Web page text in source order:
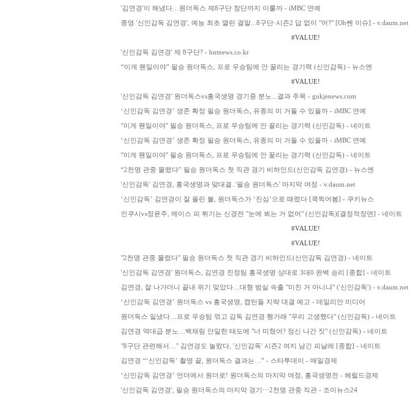
'김연경'이 해냈다…원더독스 제8구단 창단까지 이룰까 - iMBC 연예
종영 '신인감독 김연경', 예능 최초 열린 결말...8구단·시즌2 답 없이 "어?" [Oh쎈 이슈] - v.daum.net
#VALUE!
'신인감독 김연경' 제 8구단? - bntnews.co.kr
“이게 웬일이야” 필승 원더독스, 프로 우승팀에 안 꿀리는 경기력 (신인감독) - 뉴스엔
#VALUE!
'신인감독 김연경' 원더독스vs흥국생명 경기중 분노...결과 주목 - gukjenews.com
‘신인감독 김연경’ 생존 확정 필승 원더독스, 유종의 미 거둘 수 있을까 - iMBC 연예
"이게 웬일이야" 필승 원더독스, 프로 우승팀에 안 꿀리는 경기력 (신인감독) - 네이트
‘신인감독 김연경’ 생존 확정 필승 원더독스, 유종의 미 거둘 수 있을까 - iMBC 연예
"이게 웬일이야" 필승 원더독스, 프로 우승팀에 안 꿀리는 경기력 (신인감독) - 네이트
“2천명 관중 몰렸다” 필승 원더독스 첫 직관 경기 비하인드(신인감독 김연경) - 뉴스엔
'신인감독' 김연경, 흥국생명과 맞대결..'필승 원더독스' 마지막 여정 - v.daum.net
‘신인감독’ 김연경이 잘 올린 볼, 원더독스가 ‘진심’으로 때렸다 [쿡찍어봄] - 쿠키뉴스
인쿠시vs정윤주, 에이스 피 튀기는 신경전 "눈에 뵈는 거 없어" (신인감독)[결정적장면] - 네이트
#VALUE!
#VALUE!
"2천명 관중 몰렸다" 필승 원더독스 첫 직관 경기 비하인드(신인감독 김연경) - 네이트
'신인감독 김연경' 원더독스, 김연경 친정팀 흥국생명 상대로 3대0 완벽 승리 [종합] - 네이트
김연경, 잘 나가더니 끝내 위기 맞았다…대형 범실 속출 "미친 거 아니냐" ('신인감독') - v.daum.net
‘신인감독 김연경’ 원더독스 vs 흥국생명, 캡틴들 지략 대결 예고 - 데일리안 미디어
원더독스 일냈다…프로 우승팀 꺾고 감독 김연경 헹가래 "우리 고생했다" (신인감독) - 네이트
김연경 역대급 분노…백채림 안일한 태도에 "너 미쳤어? 정신 나간 짓" (신인감독) - 네이트
"8구단 관련해서…" 김연경도 놀랐다, '신인감독' 시즌2 여지 남긴 피날레 [종합] - 네이트
김연경 “‘신인감독’ 촬영 끝, 원더독스 결과는…” - 스타투데이 - 매일경제
‘신인감독 김연경’ 언더에서 원더로! 원더독스의 마지막 여정, 흥국생명전 - 헤럴드경제
'신인감독 김연경', 필승 원더독스의 마지막 경기⋯2천명 관중 직관 - 조이뉴스24